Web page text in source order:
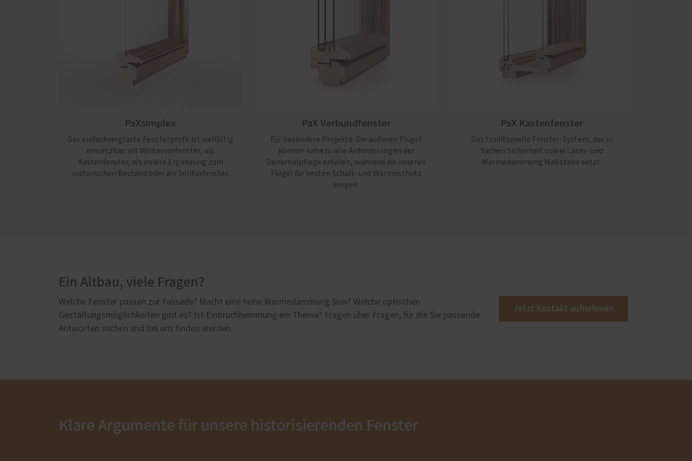
PaXsimplex
Das einfachverglaste Fensterprofil ist vielfältig
einsetzbar: als Wintervorfenster, als
Kastenfenster, als innere Ergänzung zum
historischen Bestand oder als Solitärfenster.
PaX Verbundfenster
Für besondere Projekte: Die äußeren Flügel
können nahezu alle Anforderungen der
Denkmalpflege erfüllen, während die inneren
Flügel für besten Schall- und Wärmeschutz
sorgen.
PaX Kastenfenster
Das traditionelle Fenster-System, das in
Sachen Sicherheit sowie Lärm- und
Wärmedämmung Maßstäbe setzt.
Ein Altbau, viele Fragen?
Welche Fenster passen zur Fassade? Macht eine hohe Wärmedämmung Sinn? Welche optischen
Gestaltungsmöglichkeiten gibt es? Ist Einbruchhemmung ein Thema? Fragen über Fragen, für die Sie passende
Antworten suchen und bei uns finden werden.
Jetzt Kontakt aufnehmen
Klare Argumente für unsere historisierenden Fenster